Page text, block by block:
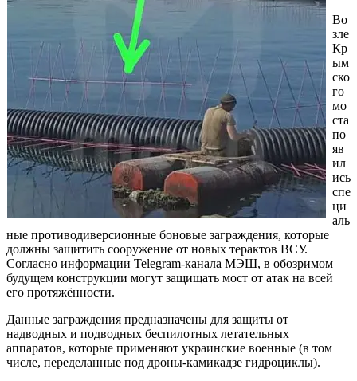
Во
зле
Кр
ым
ско
го
мо
ста
по
яв
ил
ись
спе
ци
аль
ные противодиверсионные боновые заграждения, которые
должны защитить сооружение от новых терактов ВСУ.
Согласно информации Telegram-канала МЭШ, в обозримом
будущем конструкции могут защищать мост от атак на всей
его протяжённости.
Данные заграждения предназначены для защиты от
надводных и подводных беспилотных летательных
аппаратов, которые применяют украинские военные (в том
числе, переделанные под дроны-камикадзе гидроциклы).